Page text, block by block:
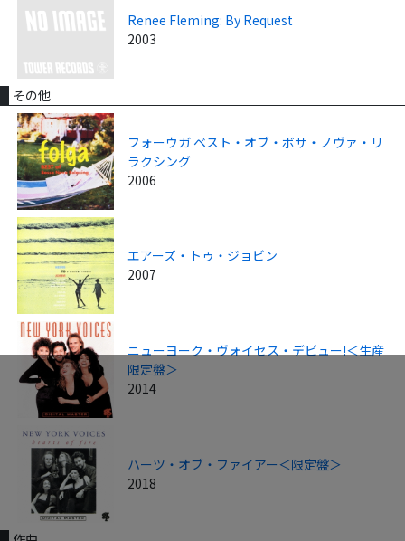
Renee Fleming: By Request
2003
その他
フォーウガ ベスト・オブ・ボサ・ノヴァ・リ
ラクシング
2006
エアーズ・トゥ・ジョビン
2007
ニューヨーク・ヴォイセス・デビュー!＜生産
限定盤＞
2014
ハーツ・オブ・ファイアー＜限定盤＞
2018